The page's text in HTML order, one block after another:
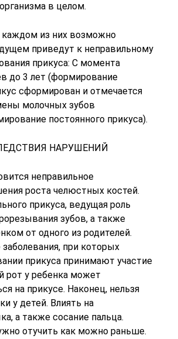
в целом.
каждом из них возможно
приведут к неправильному
прикуса: С момента
до 3 лет (формирование
сформирован и отмечается
молочных зубов
постоянного прикуса).
НАРУШЕНИЙ
неправильное
роста челюстных костей.
прикуса, ведущая роль
зубов, а также
от одного из родителей.
при которых
прикуса принимают участие
рот у ребенка может
на прикусе. Наконец, нельзя
у детей. Влиять на
а также сосание пальца.
отучить как можно раньше.